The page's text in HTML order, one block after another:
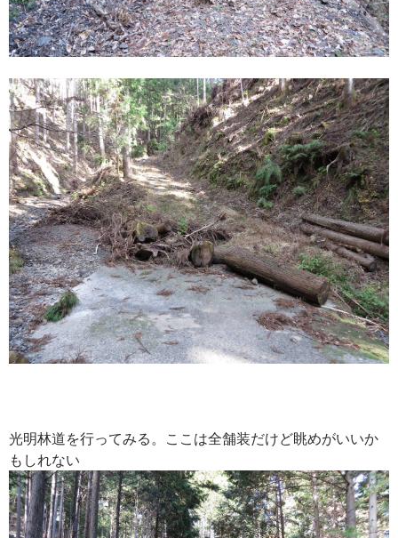
光明林道を行ってみる。ここは全舗装だけど眺めがいいか
もしれない